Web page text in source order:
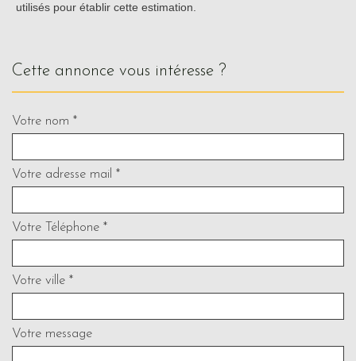
utilisés pour établir cette estimation.
cette annonce vous intéresse ?
Votre nom *
Votre adresse mail *
Votre Téléphone *
Votre ville *
Votre message